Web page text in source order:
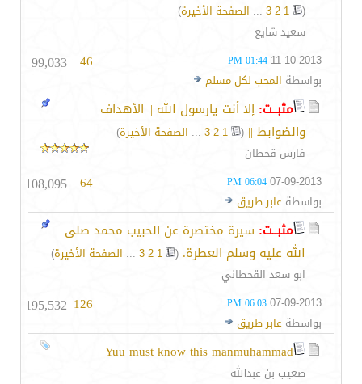
(
1
2
3
... الصفحة الأخيرة)
سعيد شايع
11-10-2013
01:44 PM
بواسطة المحب لكل مسلم
46
99,033
مثبــت: إلا أنت يارسول الله || الأهداف
والضوابط || (
1
2
3
... الصفحة الأخيرة)
فارس قحطان
07-09-2013
06:04 PM
بواسطة عابر طريق
64
108,095
مثبــت: سيرة مختصرة عن الحبيب محمد صلى
الله عليه وسلم العطرة. (
1
2
3
... الصفحة الأخيرة)
ابو سعد القحطاني
07-09-2013
06:03 PM
بواسطة عابر طريق
126
195,532
Yuu must know this manmuhammad
صعيب بن عبدالله